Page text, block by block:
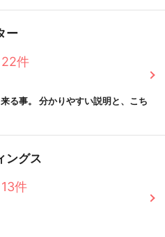
ー
22件
る事。 分かりやすい説明と、こち
ングス
13件